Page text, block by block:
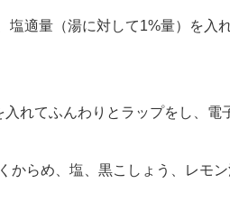
塩適量（湯に対して1%量）を入
れてふんわりとラップをし、電
からめ、塩、黒こしょう、レモン